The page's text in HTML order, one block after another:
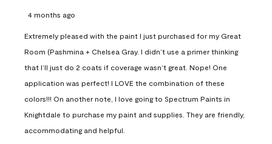
4 months ago
Extremely pleased with the paint I just purchased for my Great
Room (Pashmina + Chelsea Gray. I didn’t use a primer thinking
that I’ll just do 2 coats if coverage wasn’t great. Nope! One
application was perfect! I LOVE the combination of these
colors!!! On another note, I love going to Spectrum Paints in
Knightdale to purchase my paint and supplies. They are friendly,
accommodating and helpful.